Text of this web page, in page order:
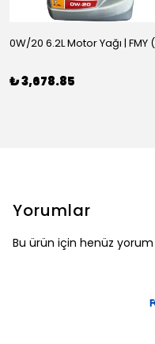
₺ 3,678.85
Yorumlar
Bu ürün için henüz yorum